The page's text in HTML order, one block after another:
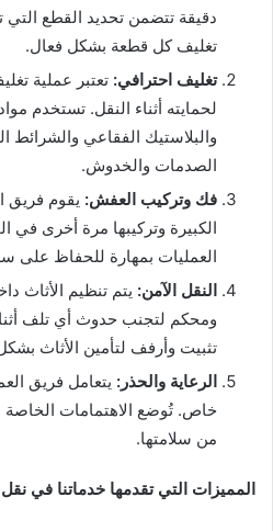
دقيقة تتضمن تحديد القطع
تغليف كل قطعة بشكل فعال.
تغليف احترافي: تعتبر عملية
لحمايته أثناء النقل. تستخدم
والبلاستيك الفقاعي والشرائط
الصدمات والخدوش.
فك وتركيب العفش: يقوم فريق
الكبيرة وتركيبها مرة أخرى في
العمليات بمهارة للحفاظ على
النقل الآمن: يتم تنظيم الأثاث
ومحكم لتجنب حدوث أي تلف
تثبيت وأرفف لتأمين الأثاث
الرعاية والحذر: يتعامل فريق
خاص. تُوضع الاهتمامات الخاصة
من سلامتها.
المميزات التي تقدمها خدماتنا في